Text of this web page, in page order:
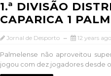
1.ª DIVISÃO
CAPARICA 1
Jornal de Desporto 12 years ago
Palmelense não aproveitou
jogou com dez jogadores desde